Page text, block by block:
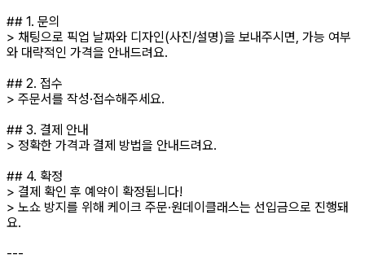
## 1. 문의
> 채팅으로 픽업 날짜와 디자인(사진/설명)을 보내주시면, 가능 여부
와 대략적인 가격을 안내드려요.
## 2. 접수
> 주문서를 작성·접수해주세요.
## 3. 결제 안내
> 정확한 가격과 결제 방법을 안내드려요.
## 4. 확정
> 결제 확인 후 예약이 확정됩니다!
> 노쇼 방지를 위해 케이크 주문·원데이클래스는 선입금으로 진행돼
요.
---